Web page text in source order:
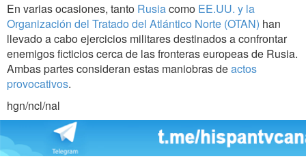
En varias ocasiones, tanto Rusiacomo EE.UU. y la
Organización del Tratado del Atlántico Norte (OTAN) han
llevado a cabo ejercicios militares destinados a confrontar
enemigos ficticios cerca de las fronteras europeas de Rusia.
Ambas partes consideran estas maniobras deactos
provocativos.
hgn/ncl/nal